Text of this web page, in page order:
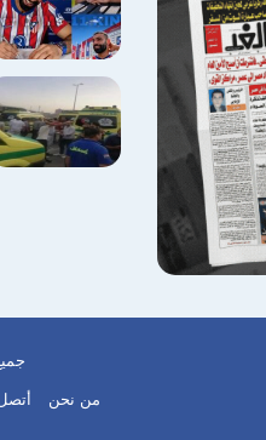
من نحن